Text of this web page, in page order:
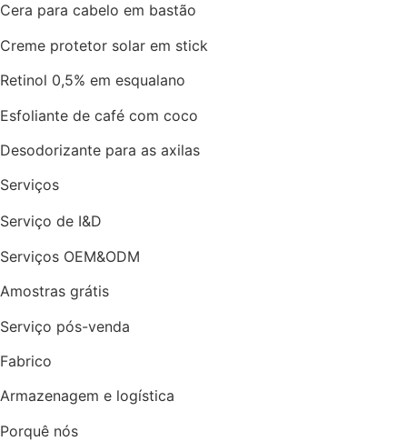
Cera para cabelo em bastão
Creme protetor solar em stick
Retinol 0,5% em esqualano
Esfoliante de café com coco
Desodorizante para as axilas
Serviços
Serviço de I&D
Serviços OEM&ODM
Amostras grátis
Serviço pós-venda
Fabrico
Armazenagem e logística
Porquê nós